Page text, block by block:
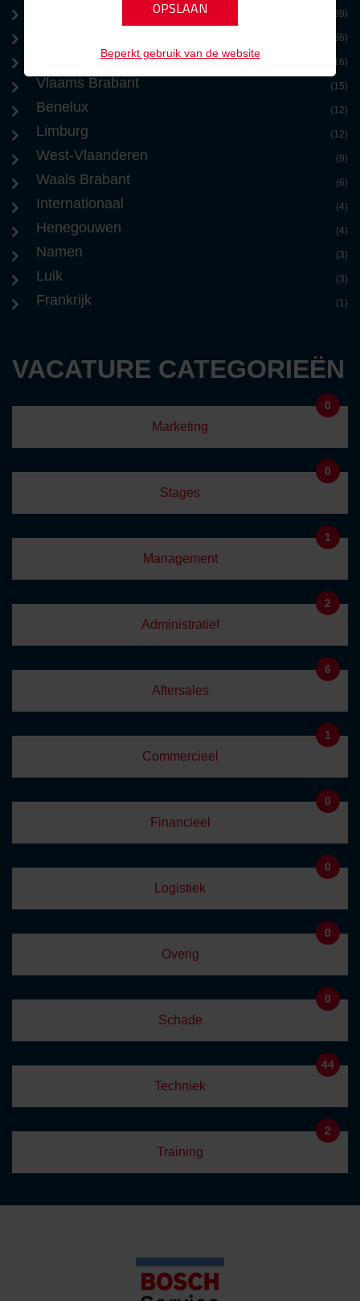
(39)
(36)
Oost-Vlaanderen (16)
Vlaams Brabant (15)
Benelux (12)
Limburg (12)
West-Vlaanderen (9)
Waals Brabant (6)
Internationaal (4)
Henegouwen (4)
Namen (3)
Luik (3)
Frankrijk (1)
VACATURE CATEGORIEËN
Marketing
0
Stages
0
Management
1
Administratief
2
Aftersales
6
Commercieel
1
Financieel
0
Logistiek
0
Overig
0
Schade
0
Techniek
44
Training
2
Beperkt gebruik van de website